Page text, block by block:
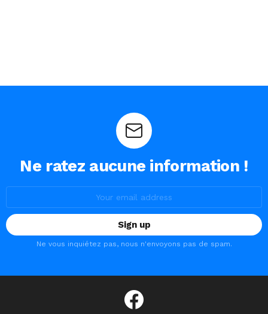
Ne ratez aucune information !
Ne vous inquiétez pas, nous n'envoyons pas de spam.
facebook